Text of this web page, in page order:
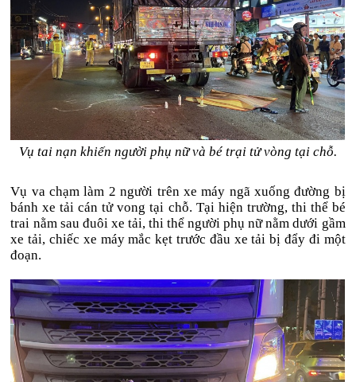
Vụ tai nạn khiến người phụ nữ và bé trại tử vòng tại chỗ.
Vụ va chạm làm 2 người trên xe máy ngã xuống đường bị
bánh xe tải cán tử vong tại chỗ. Tại hiện trường, thi thể bé
trai nằm sau đuôi xe tải, thi thể người phụ nữ nằm dưới gầm
xe tải, chiếc xe máy mắc kẹt trước đầu xe tải bị đẩy đi một
đoạn.